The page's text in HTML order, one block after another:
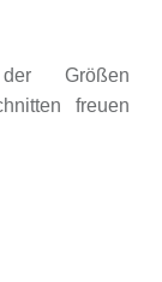
Größen
freuen